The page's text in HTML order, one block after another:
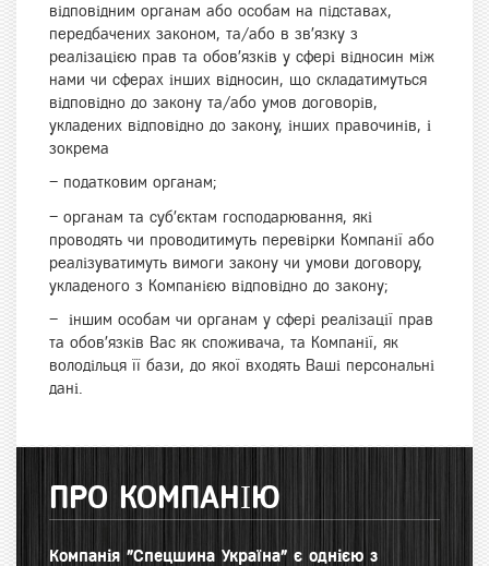
відповідним органам або особам на підставах,
передбачених законом, та/або в зв’язку з
реалізацією прав та обов’язків у сфері відносин між
нами чи сферах інших відносин, що складатимуться
відповідно до закону та/або умов договорів,
укладених відповідно до закону, інших правочинів, і
зокрема
– податковим органам;
– органам та суб’єктам господарювання, які
проводять чи проводитимуть перевірки Компанії або
реалізуватимуть вимоги закону чи умови договору,
укладеного з Компанією відповідно до закону;
– іншим особам чи органам у сфері реалізації прав
та обов’язків Вас як споживача, та Компанії, як
володільця її бази, до якої входять Ваші персональні
дані.
ПРО КОМПАНІЮ
Компанія "Спецшина Україна" є однією з